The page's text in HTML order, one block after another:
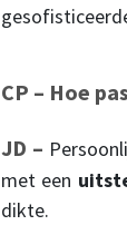
CP – Hoe
JD –
met een
dikte.